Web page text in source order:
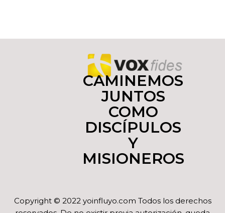
CAMINEMOS
JUNTOS
COMO
DISCÍPULOS
Y
MISIONEROS
Copyright © 2022 yoinfluyo.com Todos los derechos